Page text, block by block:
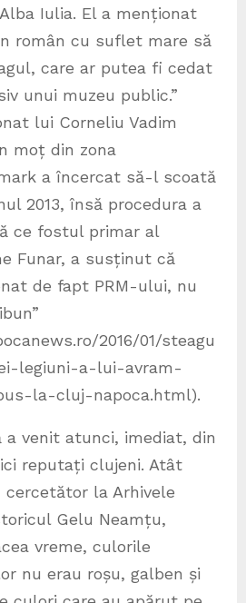
Iulia. El a menționat
român cu suflet mare să
care ar putea fi cedat
unui muzeu public.”
lui Corneliu Vadim
moț din zona
a încercat să-l scoată
2013, însă procedura a
ce fostul primar al
Funar, a susținut că
de fapt PRM-ului, nu
2016/01/steagu
legiuni-a-lui-avram-
la-cluj-napoca.html).
venit atunci, imediat, din
reputați clujeni. Atât
cercetător la Arhivele
Gelu Neamțu,
vreme, culorile
nu erau roșu, galben și